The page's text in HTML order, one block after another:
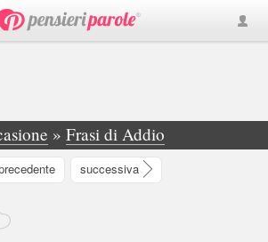
» Frasi di Addio
cercarti perché... - Carla Compierchio
successiva